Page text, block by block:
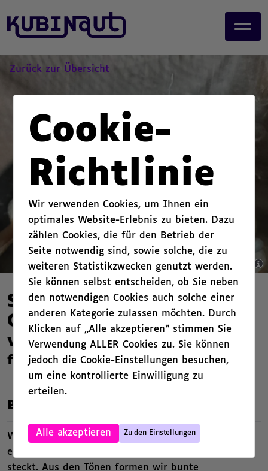
Cookie-
Richtlinie
Wir verwenden Cookies, um Ihnen ein
optimales Website-Erlebnis zu bieten. Dazu
zählen Cookies, die für den Betrieb der
Seite notwendig sind, sowie solche, die zu
weiteren Statistikzwecken genutzt werden.
Sie können selbst entscheiden, ob Sie neben
den notwendigen Cookies auch solche einer
anderen Kategorie zulassen möchten. Durch
Klicken auf „Alle akzeptieren“ stimmen Sie
Verwendung ALLER Cookies zu. Sie können
jedoch die Cookie-Einstellungen besuchen,
um eine kontrollierte Einwilligung zu
erteilen.
,
Alle akzeptieren Zu den Einstellungen
,
,
Zurück zur Übersicht
Sprudelnde Klänge und
Geschichten vom
versteckten Wasser
für Schulklassen der Stufen 4-6
Beschreibung
Wir lassen Wasser klingen und lauschen ihm. Wir
entdecken den Reichtum an Tönen, der in ihm
steckt. Aus den Tönen formen wir bunte